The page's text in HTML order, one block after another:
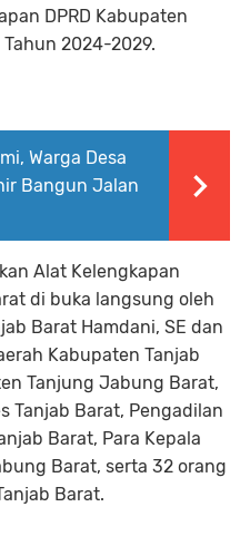
DPRD Kabupaten
2024-2029.
Warga Desa
Bangun Jalan
Alat Kelengkapan
di buka langsung oleh
Barat Hamdani, SE dan
Kabupaten Tanjab
Tanjung Jabung Barat,
Tanjab Barat, Pengadilan
Barat, Para Kepala
Barat, serta 32 orang
Barat.